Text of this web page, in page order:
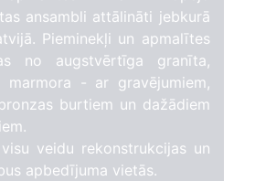
ansambli attālināti jebkurā
Pieminekļi un apmalītes
no augstvērtīga granīta,
marmora - ar gravējumiem,
burtiem un dažādiem
veidu rekonstrukcijas un
apbedījuma vietās.